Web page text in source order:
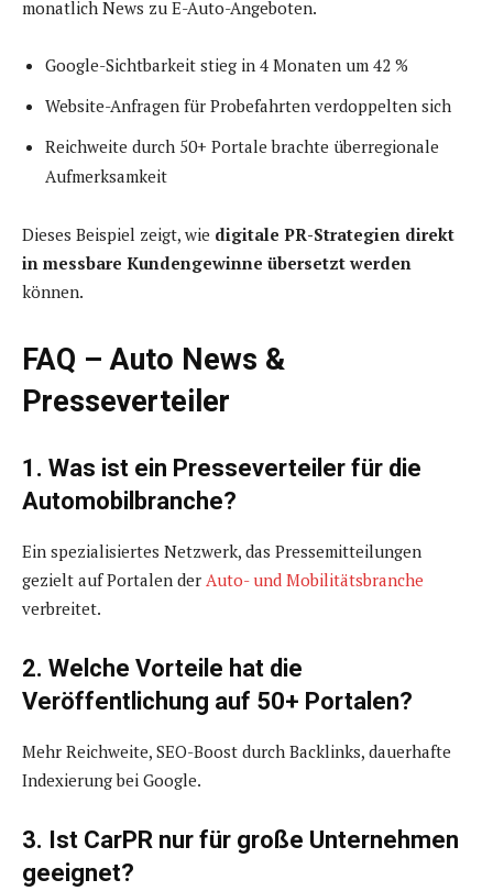
monatlich News zu E-Auto-Angeboten.
Google-Sichtbarkeit stieg in 4 Monaten um 42 %
Website-Anfragen für Probefahrten verdoppelten sich
Reichweite durch 50+ Portale brachte überregionale
Aufmerksamkeit
Dieses Beispiel zeigt, wie digitale PR-Strategien direkt
in messbare Kundengewinne übersetzt werden
können.
FAQ – Auto News &
Presseverteiler
1. Was ist ein Presseverteiler für die
Automobilbranche?
Ein spezialisiertes Netzwerk, das Pressemitteilungen
gezielt auf Portalen der Auto- und Mobilitätsbranche
verbreitet.
2. Welche Vorteile hat die
Veröffentlichung auf 50+ Portalen?
Mehr Reichweite, SEO-Boost durch Backlinks, dauerhafte
Indexierung bei Google.
3. Ist CarPR nur für große Unternehmen
geeignet?